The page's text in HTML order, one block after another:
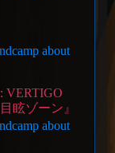
about
VERTIGO
眩ゾーン』
about